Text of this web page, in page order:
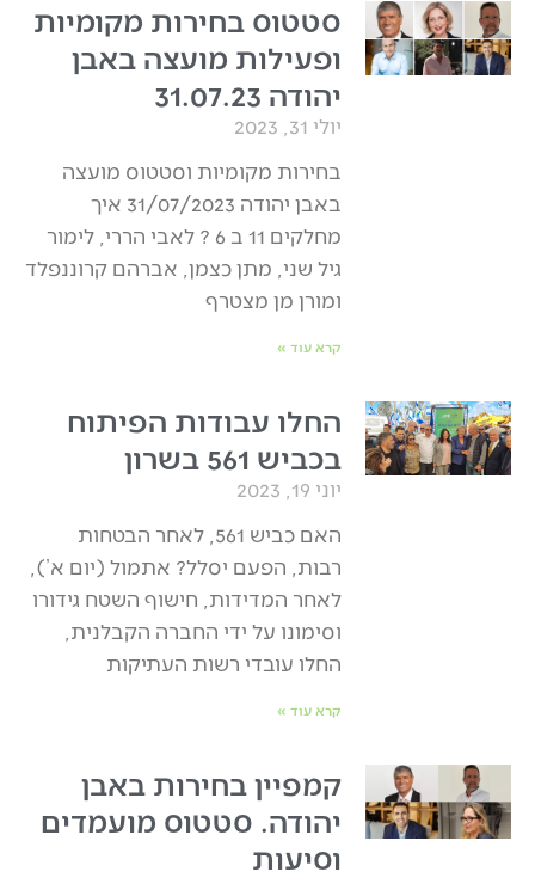
סטטוס בחירות מקומיות
ופעילות מועצה באבן
יהודה 31.07.23
יולי 31, 2023
בחירות מקומיות וסטטוס מועצה
באבן יהודה 31/07/2023 איך
מחלקים 11 ב 6 ? לאבי הררי, לימור
גיל שני, מתן כצמן, אברהם קרוננפלד
ומורן מן מצטרף
קרא עוד »
החלו עבודות הפיתוח
בכביש 561 בשרון
יוני 19, 2023
האם כביש 561, לאחר הבטחות
רבות, הפעם יסלל? אתמול (יום א’),
לאחר המדידות, חישוף השטח גידורו
וסימונו על ידי החברה הקבלנית,
החלו עובדי רשות העתיקות
קרא עוד »
קמפיין בחירות באבן
יהודה. סטטוס מועמדים
וסיעות